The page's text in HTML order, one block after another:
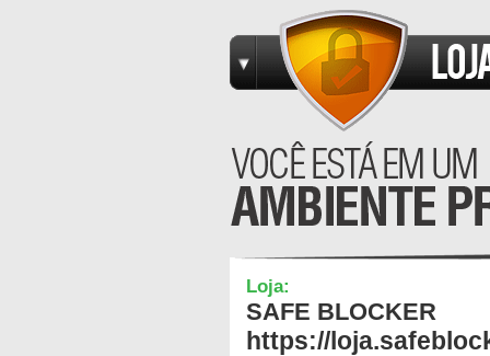
Loja:
SAFE BLOCKER
https://